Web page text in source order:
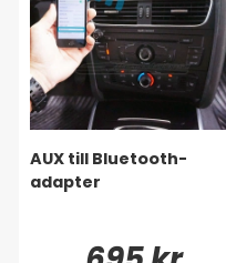
AUX till Bluetooth-
adapter